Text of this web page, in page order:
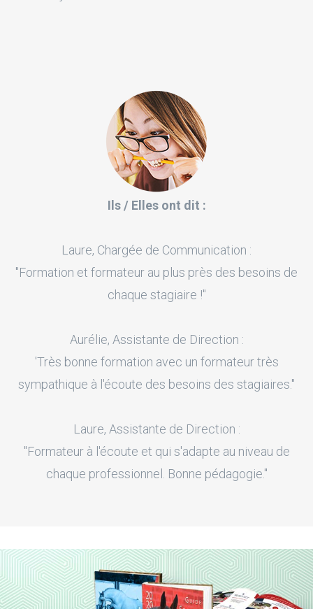
Ils / Elles ont dit :
Laure, Chargée de Communication :
"Formation et formateur au plus près des besoins de
chaque stagiaire !"
Aurélie, Assistante de Direction :
'Très bonne formation avec un formateur très
sympathique à l'écoute des besoins des stagiaires."
Laure, Assistante de Direction :
"Formateur à l'écoute et qui s'adapte au niveau de
chaque professionnel. Bonne pédagogie."